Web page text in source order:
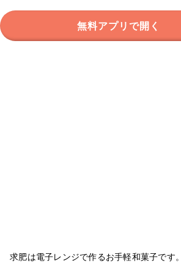
無料アプリで開く
求肥は電子レンジで作るお手軽和菓子です